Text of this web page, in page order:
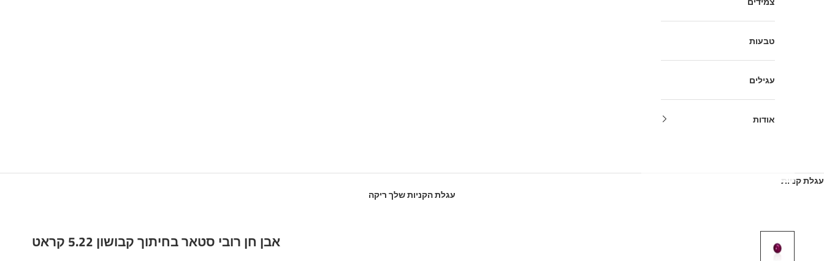
טבעות
עגילים
אודות
עגלת קניות
עגלת הקניות שלך ריקה
אבן חן רובי סטאר בחיתוך קבושון 5.22 קראט